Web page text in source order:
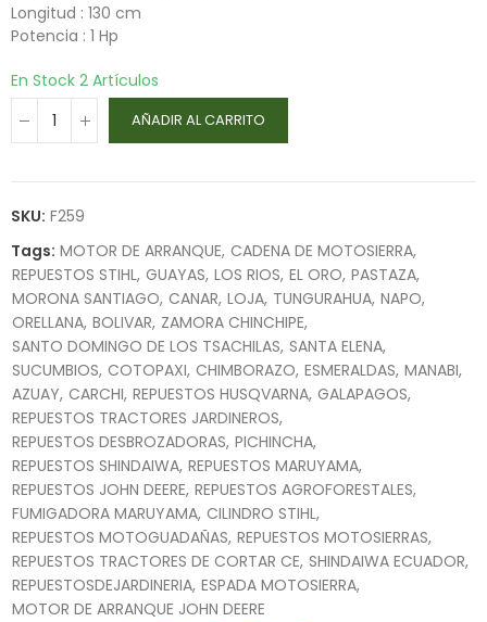
Longitud : 130 cm
Potencia : 1 Hp
En Stock 2 Artículos
AÑADIR AL CARRITO
SKU: F259
Tags: MOTOR DE ARRANQUE CADENA DE MOTOSIERRA
REPUESTOS STIHL GUAYAS LOS RIOS EL ORO PASTAZA
MORONA SANTIAGO CANAR LOJA TUNGURAHUA NAPO
ORELLANA BOLIVAR ZAMORA CHINCHIPE
SANTO DOMINGO DE LOS TSACHILAS SANTA ELENA
SUCUMBIOS COTOPAXI CHIMBORAZO ESMERALDAS MANABI
AZUAY CARCHI REPUESTOS HUSQVARNA GALAPAGOS
REPUESTOS TRACTORES JARDINEROS
REPUESTOS DESBROZADORAS PICHINCHA
REPUESTOS SHINDAIWA REPUESTOS MARUYAMA
REPUESTOS JOHN DEERE REPUESTOS AGROFORESTALES
FUMIGADORA MARUYAMA CILINDRO STIHL
REPUESTOS MOTOGUADAÑAS REPUESTOS MOTOSIERRAS
REPUESTOS TRACTORES DE CORTAR CE SHINDAIWA ECUADOR
REPUESTOSDEJARDINERIA ESPADA MOTOSIERRA
MOTOR DE ARRANQUE JOHN DEERE